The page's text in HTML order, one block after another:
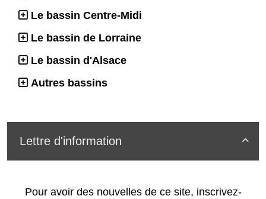
Le bassin Centre-Midi
Le bassin de Lorraine
Le bassin d'Alsace
Autres bassins

Lettre d'information
Pour avoir des nouvelles de ce site, inscrivez-